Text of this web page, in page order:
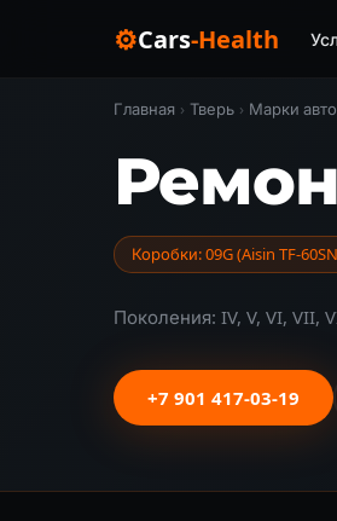
⚙Cars-Health
Главная › Тверь › Марки авто
Коробки: 09G (Aisin TF-
Поколения: IV, V, VI, VII,
+7 901 417-03-19